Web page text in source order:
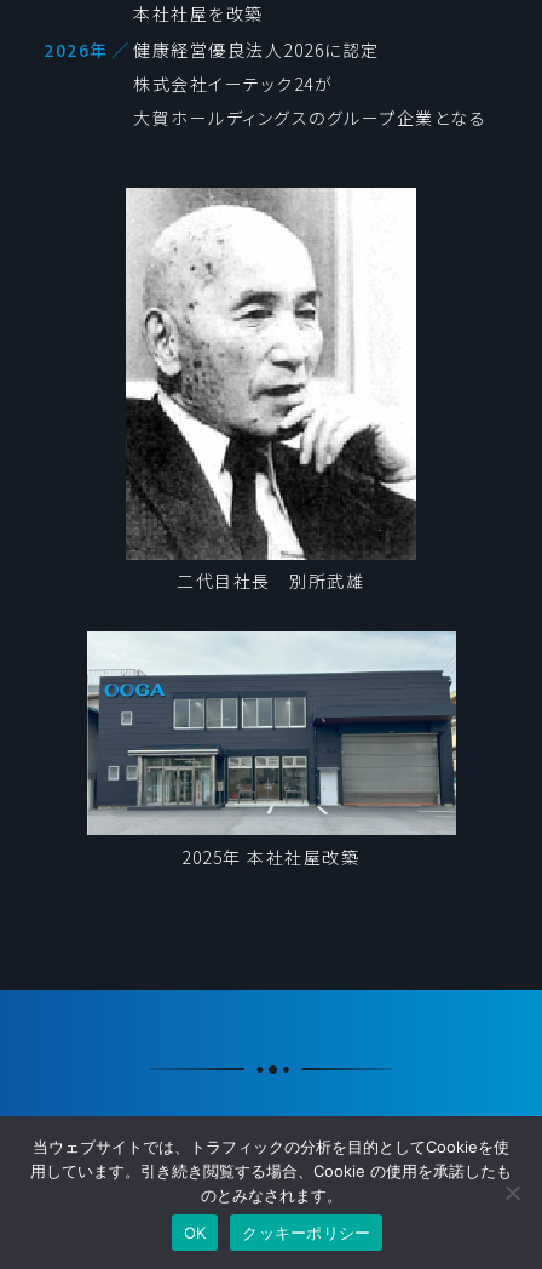
本社社屋を改築
2026年 ／ 健康経営優良法人2026に認定
株式会社イーテック24が
大賀ホールディングスのグループ企業となる
二代目社長 別所武雄
2025年 本社社屋改築
各方面から数々の賞を受賞
信頼の証を、
当ウェブサイトでは、トラフィックの分析を目的としてCookieを使
用しています。引き続き閲覧する場合、Cookie の使用を承諾したも
のとみなされます。
OK
クッキーポリシー